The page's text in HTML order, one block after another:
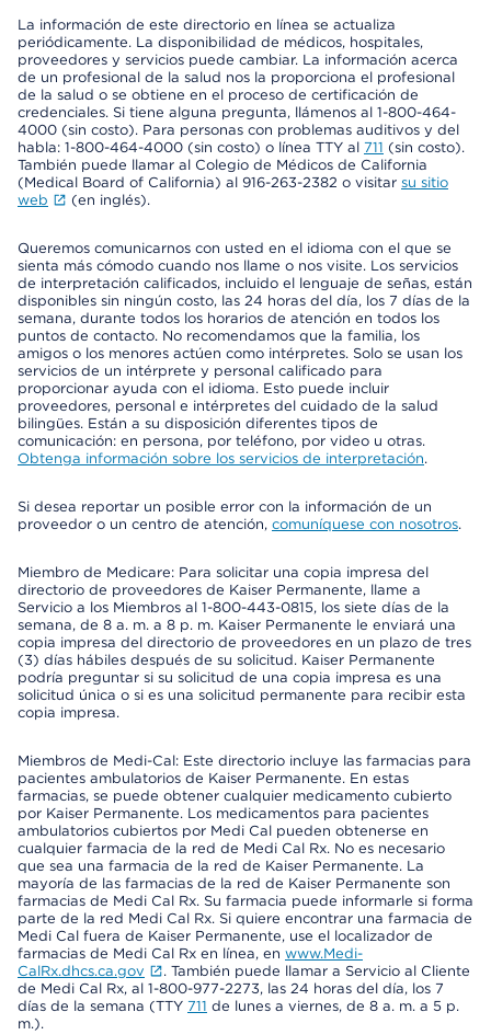
La información de este directorio en línea se actualiza
periódicamente. La disponibilidad de médicos, hospitales,
proveedores y servicios puede cambiar. La información acerca
de un profesional de la salud nos la proporciona el profesional
de la salud o se obtiene en el proceso de certificación de
credenciales. Si tiene alguna pregunta, llámenos al 1-800-464-
4000 (sin costo). Para personas con problemas auditivos y del
habla: 1-800-464-4000 (sin costo) o línea TTY al 711 (sin costo).
También puede llamar al Colegio de Médicos de California
(Medical Board of California) al 916-263-2382 o visitar su sitio
web
(en inglés).
Queremos comunicarnos con usted en el idioma con el que se
sienta más cómodo cuando nos llame o nos visite. Los servicios
de interpretación calificados, incluido el lenguaje de señas, están
disponibles sin ningún costo, las 24 horas del día, los 7 días de la
semana, durante todos los horarios de atención en todos los
puntos de contacto. No recomendamos que la familia, los
amigos o los menores actúen como intérpretes. Solo se usan los
servicios de un intérprete y personal calificado para
proporcionar ayuda con el idioma. Esto puede incluir
proveedores, personal e intérpretes del cuidado de la salud
bilingües. Están a su disposición diferentes tipos de
comunicación: en persona, por teléfono, por video u otras.
Obtenga información sobre los servicios de interpretación.
Si desea reportar un posible error con la información de un
proveedor o un centro de atención, comuníquese con nosotros.
Miembro de Medicare: Para solicitar una copia impresa del
directorio de proveedores de Kaiser Permanente, llame a
Servicio a los Miembros al 1-800-443-0815, los siete días de la
semana, de 8 a. m. a 8 p. m. Kaiser Permanente le enviará una
copia impresa del directorio de proveedores en un plazo de tres
(3) días hábiles después de su solicitud. Kaiser Permanente
podría preguntar si su solicitud de una copia impresa es una
solicitud única o si es una solicitud permanente para recibir esta
copia impresa.
Miembros de Medi-Cal: Este directorio incluye las farmacias para
pacientes ambulatorios de Kaiser Permanente. En estas
farmacias, se puede obtener cualquier medicamento cubierto
por Kaiser Permanente. Los medicamentos para pacientes
ambulatorios cubiertos por Medi Cal pueden obtenerse en
cualquier farmacia de la red de Medi Cal Rx. No es necesario
que sea una farmacia de la red de Kaiser Permanente. La
mayoría de las farmacias de la red de Kaiser Permanente son
farmacias de Medi Cal Rx. Su farmacia puede informarle si forma
parte de la red Medi Cal Rx. Si quiere encontrar una farmacia de
Medi Cal fuera de Kaiser Permanente, use el localizador de
farmacias de Medi Cal Rx en línea, en www.Medi-
CalRx.dhcs.ca.gov
. También puede llamar a Servicio al Cliente
de Medi Cal Rx, al 1-800-977-2273, las 24 horas del día, los 7
días de la semana (TTY 711 de lunes a viernes, de 8 a. m. a 5 p.
m.).